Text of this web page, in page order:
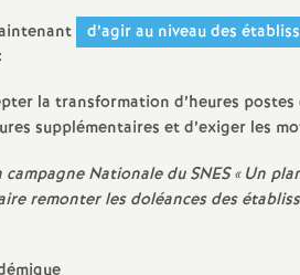
d
e
s
E
d’agir au niveau des
:
la transformation d’heures
supplémentaires et d’exiger les
Nationale du SNES « Un
remonter les doléances des